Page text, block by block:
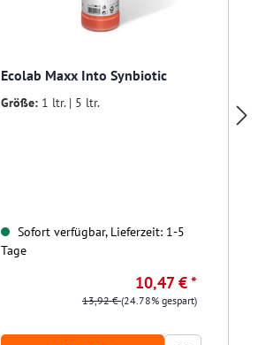
Ecolab Maxx Into Synbiotic
Größe: 1 ltr. | 5 ltr.
Sofort verfügbar, Lieferzeit: 1-5
Tage
10,47 € *
13,92 €(24.78% gespart)